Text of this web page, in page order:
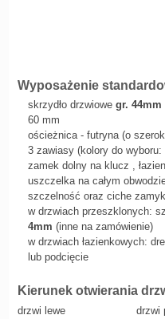
Wyposażenie
skrzydło drzwiowe gr. 44mm
60 mm
ościeżnica - futryna (o
3 zawiasy (kolory do wyboru:
zamek dolny na klucz ,
uszczelka na całym
szczelność oraz ciche
w drzwiach przeszklonych:
4mm (inne na zamówienie)
w drzwiach łazienkowych:
lub podcięcie
Kierunek otwierania
drzwi lewe drzwi